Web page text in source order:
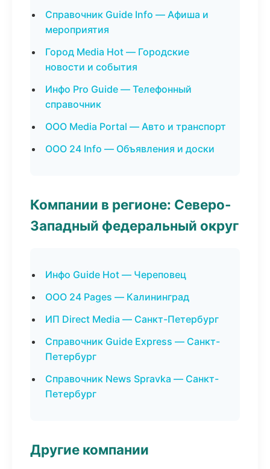
Справочник Guide Info — Афиша и
мероприятия
Город Media Hot — Городские
новости и события
Инфо Pro Guide — Телефонный
справочник
ООО Media Portal — Авто и транспорт
ООО 24 Info — Объявления и доски
Компании в регионе: Северо-
Западный федеральный округ
Инфо Guide Hot — Череповец
ООО 24 Pages — Калининград
ИП Direct Media — Санкт-Петербург
Справочник Guide Express — Санкт-
Петербург
Справочник News Spravka — Санкт-
Петербург
Другие компании